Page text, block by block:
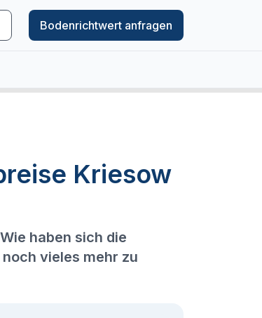
Bodenrichtwert anfragen
Kriesow
haben sich die
vieles mehr zu